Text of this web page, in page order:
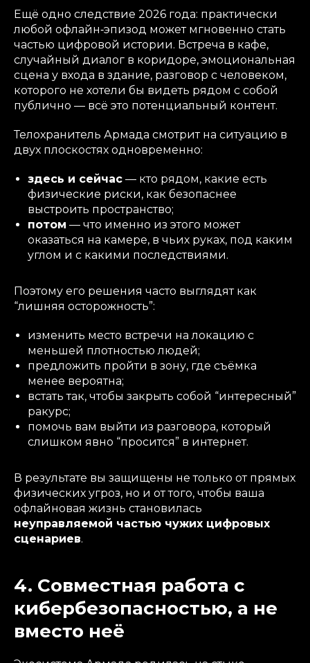
Ещё одно следствие 2026 года: практически
любой офлайн‑эпизод может мгновенно стать
частью цифровой истории. Встреча в кафе,
случайный диалог в коридоре, эмоциональная
сцена у входа в здание, разговор с человеком,
которого не хотели бы видеть рядом с собой
публично — всё это потенциальный контент.
Телохранитель Армада смотрит на ситуацию в
двух плоскостях одновременно:
здесь и сейчас — кто рядом, какие есть
физические риски, как безопаснее
выстроить пространство;
потом — что именно из этого может
оказаться на камере, в чьих руках, под каким
углом и с какими последствиями.
Поэтому его решения часто выглядят как
“лишняя осторожность”:
изменить место встречи на локацию с
меньшей плотностью людей;
предложить пройти в зону, где съёмка
менее вероятна;
встать так, чтобы закрыть собой “интересный”
ракурс;
помочь вам выйти из разговора, который
слишком явно “просится” в интернет.
В результате вы защищены не только от прямых
физических угроз, но и от того, чтобы ваша
офлайновая жизнь становилась
неуправляемой частью чужих цифровых
сценариев.
4. Совместная работа с
кибербезопасностью, а не
вместо неё